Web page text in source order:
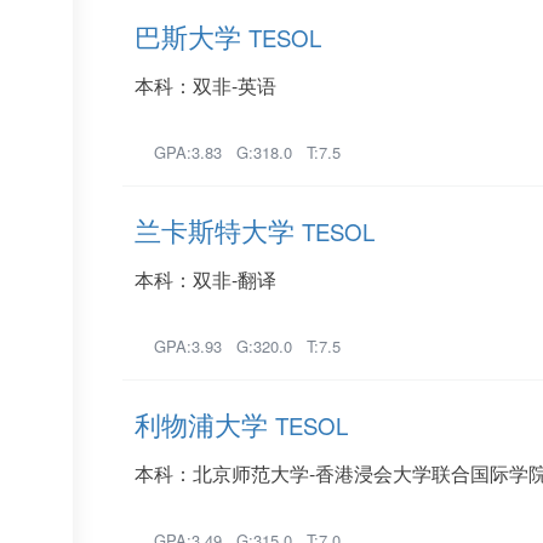
巴斯大学 TESOL
本科：双非-英语
GPA:3.83 G:318.0 T:7.5
兰卡斯特大学 TESOL
本科：双非-翻译
GPA:3.93 G:320.0 T:7.5
利物浦大学 TESOL
本科：北京师范大学-香港浸会大学联合国际学